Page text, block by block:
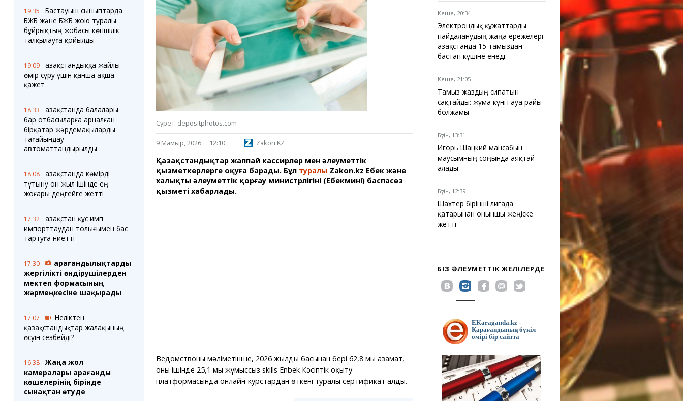
Соққылар
Фотокомикстер
Аптаның коллажы
Ешкин жұлдыз
Тығындар
Қарағанды Картасы
Менің учаскелік
Жолдарды жабу
Теміртау
Балқаш
Жезқазған
Медиа
Бейне
3D туры
Timelapse
Қызметтер
Аудармашы
Анықтамалық
Автобус аялдамалары
қызметі
Компаниялар каталогы
Шиналарды сатып
алыңыз, оңай!
19:35
Бастауыш сыныптарда
БЖБ және БЖБ жою туралы
бұйрықтың жобасы көпшілік
талқылауға қойылды
19:09
Қазақстандыққа жайлы
өмір сүру үшін қанша ақша
қажет
18:33
Қазақстанда балалары
бар отбасыларға арналған
бірқатар жәрдемақыларды
тағайындау
автоматтандырылды
18:08
Қазақстанда көмірді
тұтыну он жыл ішінде ең
жоғары деңгейге жетті
17:32
Қазақстан құс имп
импорттаудан толығымен бас
тартуға ниетті
17:30
Қарағандылықтарды
жергілікті өндірушілерден
мектеп формасының
жәрмеңкесіне шақырады
17:07
Неліктен
қазақстандықтар жалақының
өсуін сезбейді?
16:38
Жаңа жол
камералары Қарағанды
көшелерінің бірінде
сынақтан өтуде
Сурет: depositphotos.com
9 Мамыр, 2026 12:10 Zakon.KZ
Қазақстандықтар жаппай кассирлер мен әлеуметтік
қызметкерлерге оқуға барады. Бұлтуралы Zakon.kz Еңбек және
халықты әлеуметтік қорғау министрлігінің (Еңбекмині) баспасөз
қызметі хабарлады.
Ведомствоның мәліметінше, 2026 жылдың басынан бері 62,8 мың азамат,
оның ішінде 25,1 мың жұмыссыз skills Enbek Кәсіптік оқыту
платформасында онлайн-курстардан өткені туралы сертификат алды.
Кеше, 20:34
Электрондық құжаттарды
пайдаланудың жаңа ережелері
Қазақстанда 15 тамыздан
бастап күшіне енеді
Кеше, 21:05
Тамыз жаздың сипатын
сақтайды: жұма күнгі ауа райы
болжамы
Бүгін, 13:31
Игорь Шацкий мансабын
маусымның соңында аяқтай
алады
Бүгін, 12:39
Шахтер бірінші лигада
қатарынан оныншы жеңіске
жетті
БІЗ ӘЛЕУМЕТТІК ЖЕЛІЛЕРДЕ
EKaraganda.kz -
Қарағандының бүкіл
өмірі бір сайтта